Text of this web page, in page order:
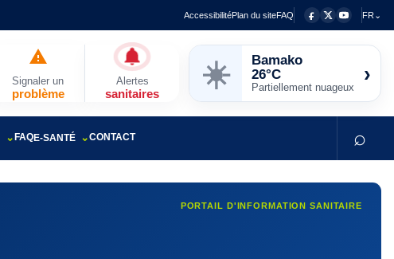
AccessibilitéPlan du siteFAQ FR⌄
Signaler un
problème
Alertes
sanitaires
☀️
Bamako
26°C
Partiellement nuageux
›
FAQE-SANTÉ CONTACT ⌕
PORTAIL D'INFORMATION SANITAIRE